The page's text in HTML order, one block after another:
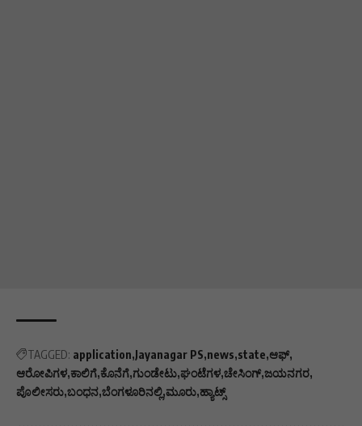
TAGGED: application Jayanagar PS news state ಆಫ್
ಆರೋಪಿಗಳ ಕಾಲಿಗೆ ಕೊನೆಗೆ ಗುಂಡೇಟು ಘಂಟೆಗಳ ಚೇಸಿಂಗ್ ಜಯನಗರ
ಪೊಲೀಸರು ಬಂಧನ ಬೆಂಗಳೂರಿನಲ್ಲಿ ಮೂರು ಹ್ಯಾಟ್ಸ್